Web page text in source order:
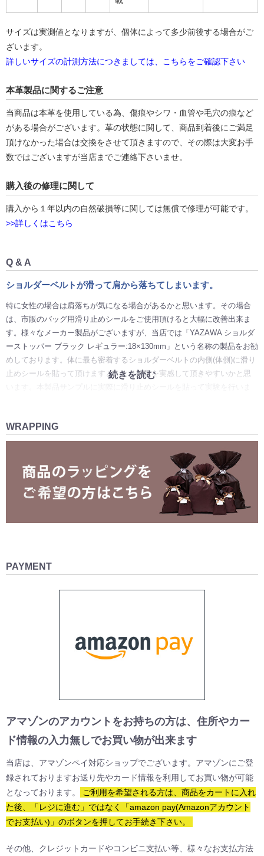
サイズは実測値となりますが、個体によって多少前後する場合がご
ざいます。
詳しいサイズの計測方法につきましては、こちらをご確認下さい
本革製品に関するご注意
当商品は本革を使用している為、傷痕やシワ・血管や毛穴の痕など
がある場合がございます。革の状態に関して、商品到着後にご満足
頂けなかった場合は交換をさせて頂きますので、その際は大変お手
数ではございますが当店までご連絡下さいませ。
購入後の修理に関して
購入から１年以内の自然破損等に関しては無償で修理が可能です。
>>詳しくはこちら
Q & A
ショルダーベルトが滑って肩から落ちてしまいます。
特に女性の場合は肩落ちが気になる場合があるかと思います。その場合
は、市販のバッグ用滑り止めシールをご使用頂けると大幅に改善出来ま
す。様々なメーカー製品がございますが、当店では「YAZAWA ショルダ
ーストッパー ブラック レギュラー:18×130mm」という名称の製品をお勧
めしております。体に最も密着するショルダーベルトの内側(体側)に滑り
止めシールを貼って頂けますと、より効果を実感して頂きやすいかと思
で、お勧めの対策となります。
バッファローカーフとウォッシュガーメントはどちらがお勧め
ですか？
高級感や繊細さを求める場合はバッファローカーフ、革素材の温かさや
経年変化の豊かさを求める場合はウォッシュガーメントがお勧めです。
小柄な女性等であれば可能かもしれませんが、基本的に難しいかと思い
ます。ショルダーベルトは取り外しが可能ですので、別料金でご希望の
長さのショルダーベルトをお作りする事も可能です。費用は実費となり
こちらは防水スプレーを使用しても大丈夫ですか？
使用は可能ですが、当店ではお勧めしておりません。こちらの革は経年
しまった場合は、バッグ全体を固く絞った水雑巾で拭いて染みを目立た
革用クリームを塗ってオイルアップをして下さい。また、雨に当ててし
まっても特別染みになっていない場合は水雑巾の過程は不要ですので、
キャメルの明るい色味は水による染みが出来やすいですが、上記のよう
な手入れを繰り返す事でバッグの味わいも増して参りますので、そんな
革の表情の変化をお楽しみ頂く事が当バッグ最大の醍醐味かと思いま
す。逆に、ノーメンテナンスであるがままの表情を楽しむのも一つの使
い方です。
続きを読む
WRAPPING
PAYMENT
アマゾンのアカウントをお持ちの方は、住所やカー
ド情報の入力無しでお買い物が出来ます
当店は、アマゾンペイ対応ショップでございます。アマゾンにご登
録されておりますお送り先やカード情報を利用してお買い物が可能
となっております。
ご利用を希望される方は、商品をカートに入れ
た後、「レジに進む」ではなく「amazon pay(Amazonアカウント
でお支払い)」のボタンを押してお手続き下さい。
その他、クレジットカードやコンビニ支払い等、様々なお支払方法